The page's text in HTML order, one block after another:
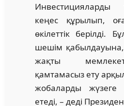
Инвестицияларды
кеңес құрылып,
өкілеттік берілді.
шешім қабылдауына,
жақты
қамтамасыз ету
жобаларды
етеді, – деді